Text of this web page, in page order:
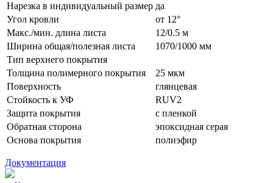
Нарезка в индивидуальный размер да
Угол кровли
от 12°
Макс./мин. длина листа
12/0.5 м
Ширина общая/полезная листа
1070/1000 мм
Тип верхнего покрытия
Толщина полимерного покрытия
25 мкм
Поверхность
глянцевая
Стойкость к УФ
RUV2
Защита покрытия
с пленкой
Обратная сторона
эпоксидная серая
Основа покрытия
полиэфир
Документация